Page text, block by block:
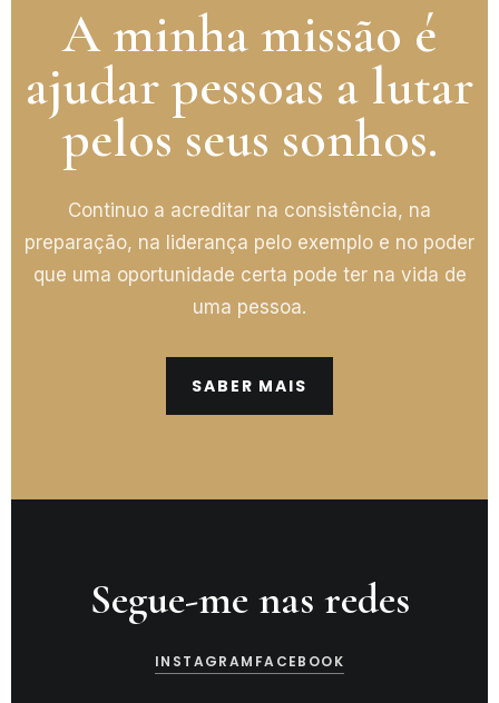
A minha missão é
ajudar pessoas a lutar
pelos seus sonhos.
Continuo a acreditar na consistência, na
preparação, na liderança pelo exemplo e no poder
que uma oportunidade certa pode ter na vida de
uma pessoa.
SABER MAIS
Segue-me nas redes
INSTAGRAM FACEBOOK